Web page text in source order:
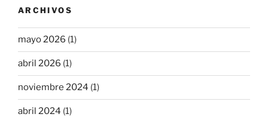
ARCHIVOS
mayo 2026 (1)
abril 2026 (1)
noviembre 2024 (1)
abril 2024 (1)